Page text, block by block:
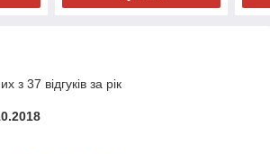
з 37 відгуків за рік